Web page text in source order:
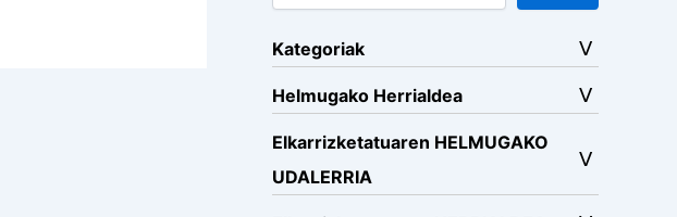
Kategoriak
Helmugako Herrialdea
Elkarrizketatuaren HELMUGAKO
UDALERRIA